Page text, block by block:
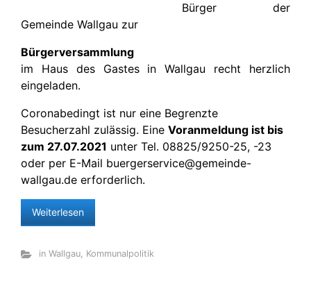
Bürger der
Gemeinde Wallgau zur
Bürgerversammlung
im Haus des Gastes in Wallgau recht herzlich
eingeladen.
Coronabedingt ist nur eine Begrenzte
Besucherzahl zulässig. Eine Voranmeldung ist bis
zum 27.07.2021 unter Tel. 08825/9250-25, -23
oder per E-Mail buergerservice@gemeinde-
wallgau.de erforderlich.
Weiterlesen
in Wallgau, Kommunalpolitik